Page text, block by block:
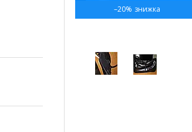
–20%